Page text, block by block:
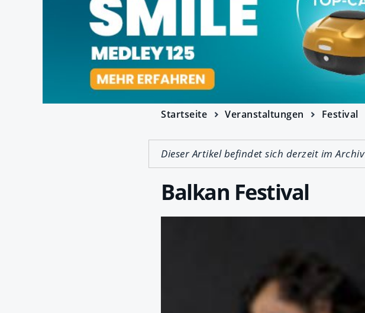
Startseite Veranstaltungen Festival
Dieser Artikel befindet sich derzeit im Archiv
Balkan Festival